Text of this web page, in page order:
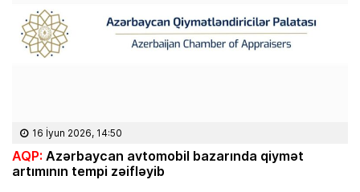
16 İyun 2026, 14:50
AQP: Azərbaycan avtomobil bazarında qiymət
artımının tempi zəifləyib